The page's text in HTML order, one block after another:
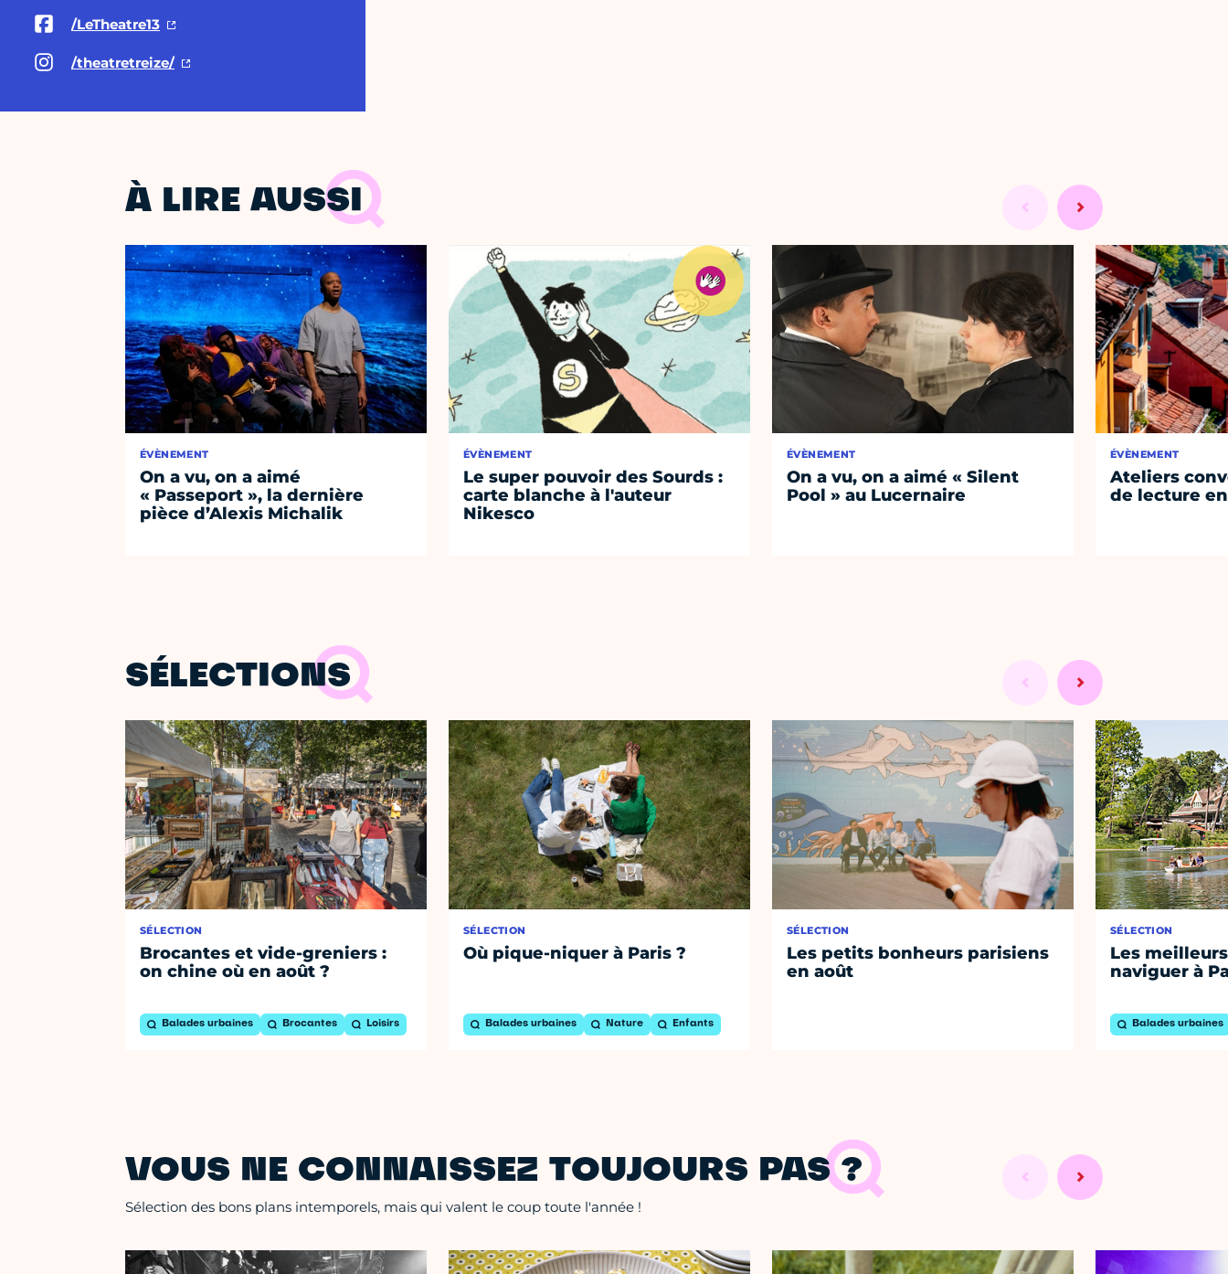
/LeTheatre13
/theatretreize/
À LIRE AUSSI
ÉVÈNEMENT
On a vu, on a aimé
« Passeport », la dernière
pièce d’Alexis Michalik
ÉVÈNEMENT
Le super pouvoir des Sourds :
carte blanche à l'auteur
Nikesco
ÉVÈNEMENT
On a vu, on a aimé « Silent
Pool » au Lucernaire
ÉVÈNEMENT
Ateliers
de lecture
SÉLECTIONS
SÉLECTION
Brocantes et vide-greniers :
on chine où en août ?
Balades urbaines Brocantes Loisirs
SÉLECTION
Où pique-niquer à Paris ?
Balades urbaines Nature Enfants
SÉLECTION
Les petits bonheurs parisiens
en août
SÉLECTION
Les
naviguer à
Balades urbaines
VOUS NE CONNAISSEZ TOUJOURS PAS ?
Sélection des bons plans intemporels, mais qui valent le coup toute l'année !